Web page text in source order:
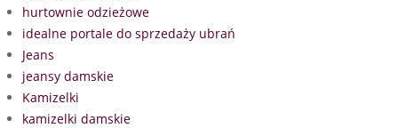
hurtownie odzieżowe
idealne portale do sprzedaży ubrań
Jeans
jeansy damskie
Kamizelki
kamizelki damskie